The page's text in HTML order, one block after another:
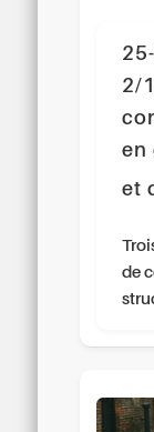
2/
en
et
de